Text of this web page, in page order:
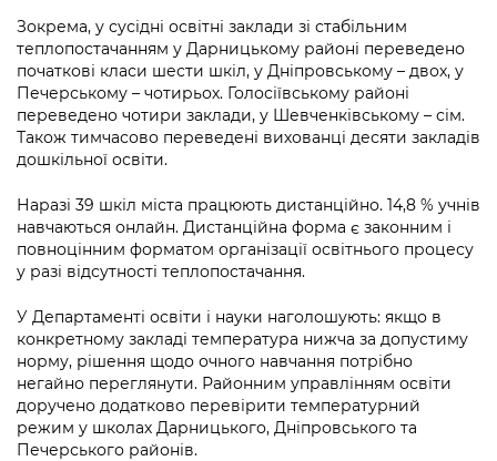
Річні звіти
Гендерна політика
Безбар'єрність
Київська міська військова адміністрація
Портал послуг
Міський застосунок Київ Цифровий
Важливе під час воєнного стану
Публічні дашборди
Зокрема, у сусідні освітні заклади зі стабільним
теплопостачанням у Дарницькому районі переведено
початкові класи шести шкіл, у Дніпровському – двох, у
Печерському – чотирьох. Голосіївському районі
переведено чотири заклади, у Шевченківському – сім.
Також тимчасово переведені вихованці десяти закладів
дошкільної освіти.
Наразі 39 шкіл міста працюють дистанційно. 14,8 % учнів
навчаються онлайн. Дистанційна форма є законним і
повноцінним форматом організації освітнього процесу
у разі відсутності теплопостачання.
У Департаменті освіти і науки наголошують: якщо в
конкретному закладі температура нижча за допустиму
норму, рішення щодо очного навчання потрібно
негайно переглянути. Районним управлінням освіти
доручено додатково перевірити температурний
режим у школах Дарницького, Дніпровського та
Печерського районів.